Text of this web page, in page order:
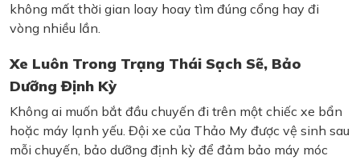
không mất thời gian loay hoay tìm đúng cổng hay đi
vòng nhiều lần.
Xe Luôn Trong Trạng Thái Sạch Sẽ, Bảo
Dưỡng Định Kỳ
Không ai muốn bắt đầu chuyến đi trên một chiếc xe bẩn
hoặc máy lạnh yếu. Đội xe của Thảo My được vệ sinh sau
mỗi chuyến, bảo dưỡng định kỳ để đảm bảo máy móc